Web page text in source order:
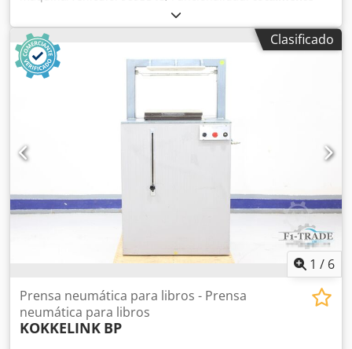
, Prensa neumática de 63 toneladas
Csdpfxjyzhvpo Afierf
Clasificado
1 / 6
Prensa neumática para libros - Prensa
neumática para libros
KOKKELINK BP